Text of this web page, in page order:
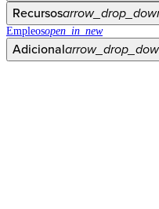
Recursos
Empleosopen_in_new
Adicional